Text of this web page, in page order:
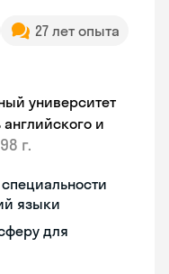
27 лет опыта
университет
английского и
г.
языки
для